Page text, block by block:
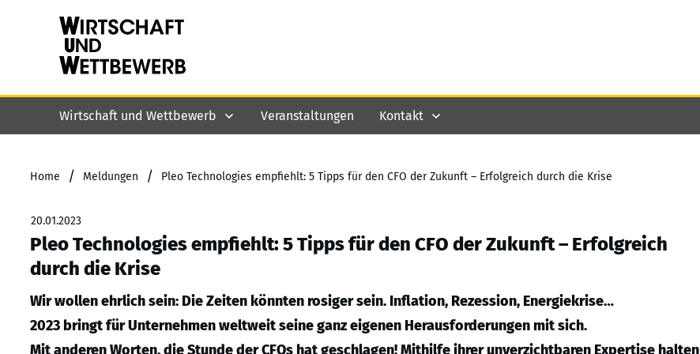
Wirtschaft und Wettbewerb Veranstaltungen Kontakt
Home / Meldungen / Pleo Technologies empfiehlt: 5 Tipps für den CFO der Zukunft – Erfolgreich durch die Krise
20.01.2023
Pleo Technologies empfiehlt: 5 Tipps für den CFO der Zukunft – Erfolgreich
durch die Krise
Wir wollen ehrlich sein: Die Zeiten könnten rosiger sein. Inflation, Rezession, Energiekrise…
2023 bringt für Unternehmen weltweit seine ganz eigenen Herausforderungen mit sich.
Mit anderen Worten, die Stunde der CFOs hat geschlagen! Mithilfe ihrer unverzichtbaren Expertise halten